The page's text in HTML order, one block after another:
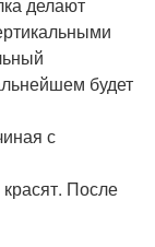
делают
будет
с
После